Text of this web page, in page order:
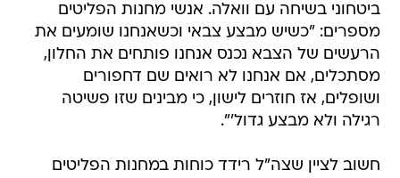
ביטחוני בשיחה עם וואלה. אנשי מחנות הפליטים
מספרים: "כשיש מבצע צבאי וכשאנחנו שומעים את
הרעשים של הצבא נכנס אנחנו פותחים את החלון,
מסתכלים, אם אנחנו לא רואים שם דחפורים
ושופלים, אז חוזרים לישון, כי מבינים שזו פשיטה
רגילה ולא מבצע גדול'".
חשוב לציין שצה"ל רידד כוחות במחנות הפליטים